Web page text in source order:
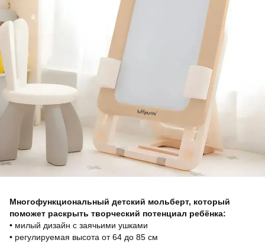
Многофункциональный детский мольберт, который
поможет раскрыть творческий потенциал ребёнка:
• милый дизайн с заячьими ушками
• регулируемая высота от 64 до 85 см